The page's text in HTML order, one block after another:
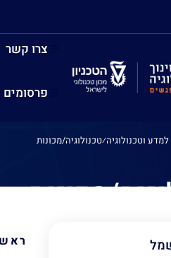
צרו קשר
פרסומים
וטכנולוגיה⁄טכנולוגיה/מכונות
מכונות